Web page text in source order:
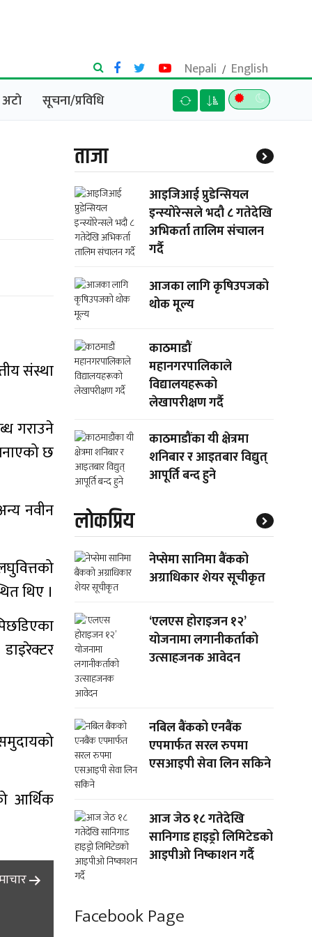
Nepali / English
अटाे सूचना/प्रविधि
संस्था
गराउने
छ
नवीन
थिए ।
आर्थिक
ताजा
आइजिआई प्रुडेन्सियल
इन्स्योरेन्सले भदौ ८ गतेदेखि
अभिकर्ता तालिम संचालन
गर्दै
आजका लागि कृषिउपजको
थोक मूल्य
काठमाडौं
महानगरपालिकाले
विद्यालयहरूको
लेखापरीक्षण गर्दै
काठमाडौंका यी क्षेत्रमा
शनिबार र आइतबार विद्युत्
आपूर्ति बन्द हुने
लाेकप्रिय
नेप्सेमा सानिमा बैंकको
अग्राधिकार शेयर सूचीकृत
‘एलएस होराइजन १२’
योजनामा लगानीकर्ताको
उत्साहजनक आवेदन
नबिल बैंकको एनबैंक
एपमार्फत सरल रुपमा
एसआइपी सेवा लिन सकिने
आज जेठ १८ गतेदेखि
सानिगाड हाइड्रो लिमिटेडको
आइपीओ निष्काशन गर्दै
Facebook Page